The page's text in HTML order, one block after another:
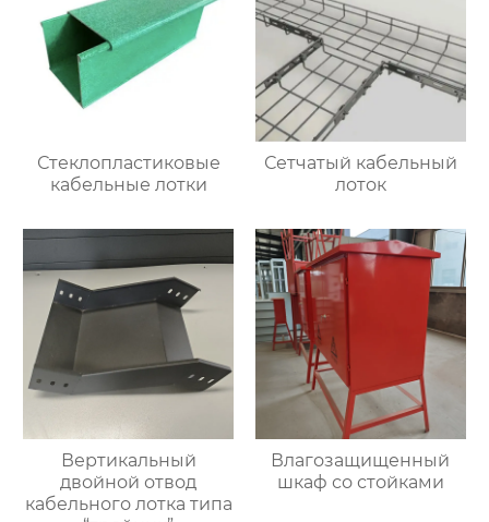
Стеклопластиковые
кабельные лотки
Сетчатый кабельный
лоток
Вертикальный
двойной отвод
кабельного лотка типа
Влагозащищенный
шкаф со стойками